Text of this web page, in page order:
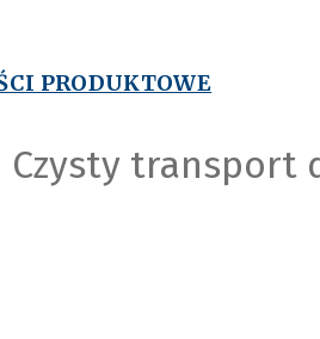
PRODUKTOWE
Czysty transport